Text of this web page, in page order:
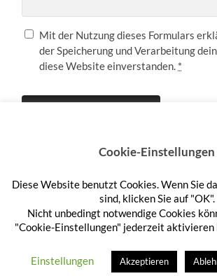
Mit der Nutzung dieses Formulars
der Speicherung und Verarbeitung
diese Website einverstanden. *
Anmelden
HEFTEHAUFEN —
Cookie-Einstellungen
Diese Website benutzt Cookies. Wenn Sie
sind, klicken Sie auf "OK".
Nicht unbedingt notwendige Cookies
"Cookie-Einstellungen" jederzeit aktivieren
Einstellungen Akzeptieren